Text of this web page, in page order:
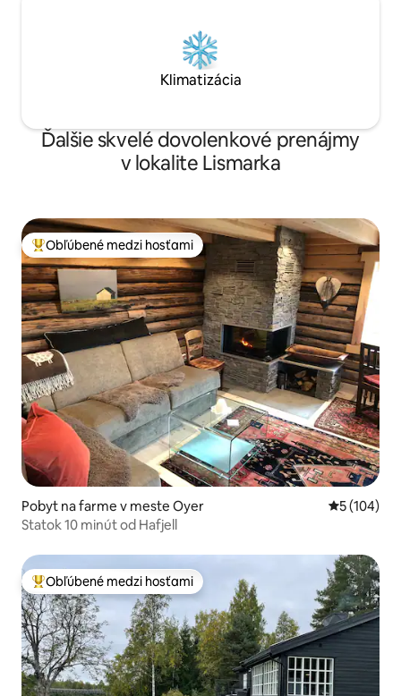
Klimatizácia
Ďalšie skvelé dovolenkové prenájmy
v lokalite Lismarka
Najobľúbenejšie medzi hosťami
Obľúbené medzi hosťami
Pobyt na farme v meste Oyer Priemerné
5 (104)
Statok 10 minút od Hafjell
Najobľúbenejšie medzi hosťami
Obľúbené medzi hosťami